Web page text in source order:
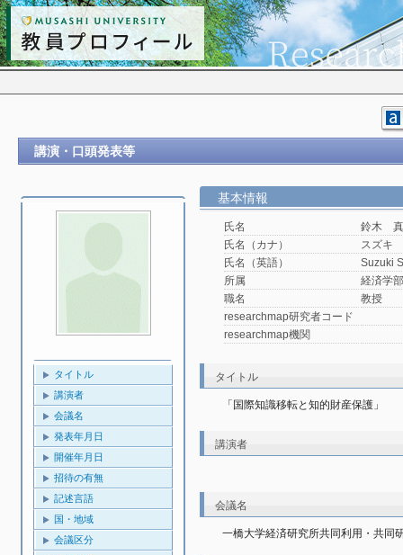
講演・口頭発表等
タイトル
講演者
会議名
発表年月日
開催年月日
招待の有無
記述言語
国・地域
会議区分
基本情報
氏名
鈴木
氏名（カナ）
スズキ
氏名（英語）
Suzuki
所属
経済学
職名
教授
researchmap研究者コード
researchmap機関
タイトル
「国際知識移転と知的財産保護」
講演者
会議名
一橋大学経済研究所共同利用・共同